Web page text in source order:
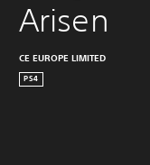
Arisen
CE EUROPE LIMITED
PS4